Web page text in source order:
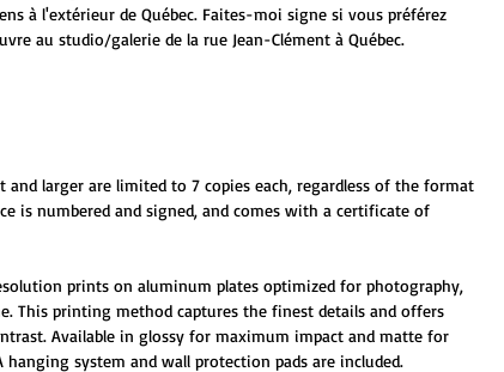
à l'extérieur de Québec. Faites-moi signe si vous préférez
au studio/galerie de la rue Jean-Clément à Québec.
and larger are limited to 7 copies each, regardless of the format
is numbered and signed, and comes with a certificate of
prints on aluminum plates optimized for photography,
This printing method captures the finest details and offers
Available in glossy for maximum impact and matte for
system and wall protection pads are included.